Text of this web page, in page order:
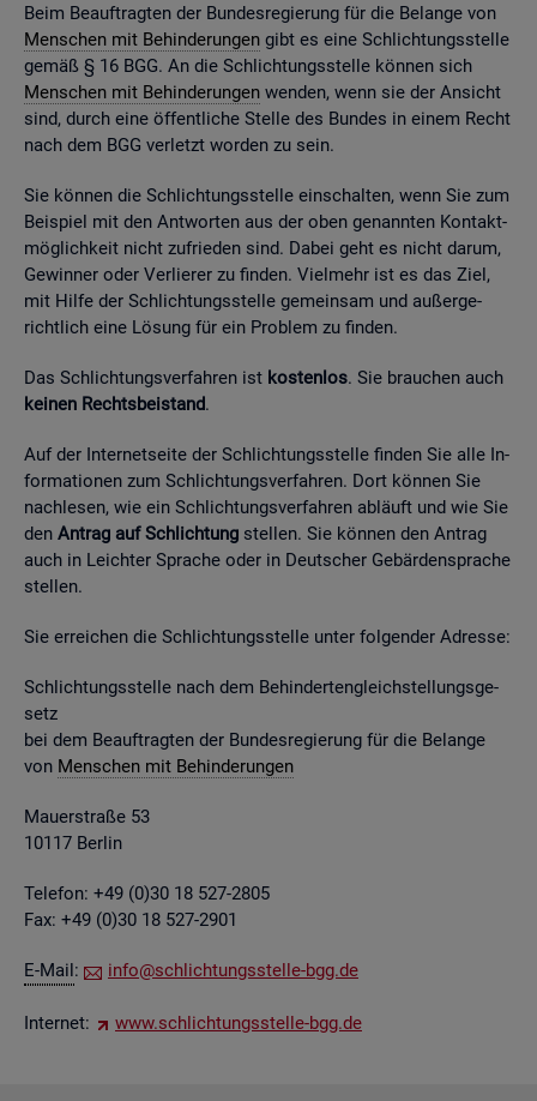
Beim Be­auf­trag­ten der Bun­des­re­gie­rung für die Be­lan­ge von
Men­schen mit Be­hin­de­run­gen gibt es eine Schlich­tungs­stel­le
gemäß § 16 BGG. An die Schlich­tungs­stel­le kön­nen sich
Men­schen mit Be­hin­de­run­gen wen­den, wenn sie der An­sicht
sind, durch eine öf­fent­li­che Stel­le des Bun­des in einem Recht
nach dem BGG ver­letzt wor­den zu sein.
Sie kön­nen die Schlich­tungs­stel­le ein­schal­ten, wenn Sie zum
Bei­spiel mit den Ant­wor­ten aus der oben ge­nann­ten Kon­takt­
mög­lich­keit nicht zu­frie­den sind. Dabei geht es nicht darum,
Ge­win­ner oder Ver­lie­rer zu fin­den. Viel­mehr ist es das Ziel,
mit Hilfe der Schlich­tungs­stel­le ge­mein­sam und au­ßer­ge­
richt­lich eine Lö­sung für ein Pro­blem zu fin­den.
Das Schlich­tungs­ver­fah­ren ist kos­ten­los. Sie brau­chen auch
kei­nen Rechts­bei­stand.
Auf der In­ter­net­sei­te der Schlich­tungs­stel­le fin­den Sie alle In­
for­ma­tio­nen zum Schlich­tungs­ver­fah­ren. Dort kön­nen Sie
nach­le­sen, wie ein Schlich­tungs­ver­fah­ren ab­läuft und wie Sie
den An­trag auf Schlich­tung stel­len. Sie kön­nen den An­trag
auch in Leich­ter Spra­che oder in Deut­scher Ge­bär­den­spra­che
stel­len.
Sie er­rei­chen die Schlich­tungs­stel­le unter fol­gen­der Adres­se:
Schlich­tungs­stel­le nach dem Be­hin­der­ten­gleich­stel­lungs­ge­
setz
bei dem Be­auf­trag­ten der Bun­des­re­gie­rung für die Be­lan­ge
von Men­schen mit Be­hin­de­run­gen
Mau­er­stra­ße 53
10117 Ber­lin
Te­le­fon: +49 (0)30 18 527-2805
Fax: +49 (0)30 18 527-2901
E-Mail: info@​sch​lich​tung​sste​lle-​bgg.​de
In­ter­net: www.​sch​lich​tung​sste​lle-​bgg.​de